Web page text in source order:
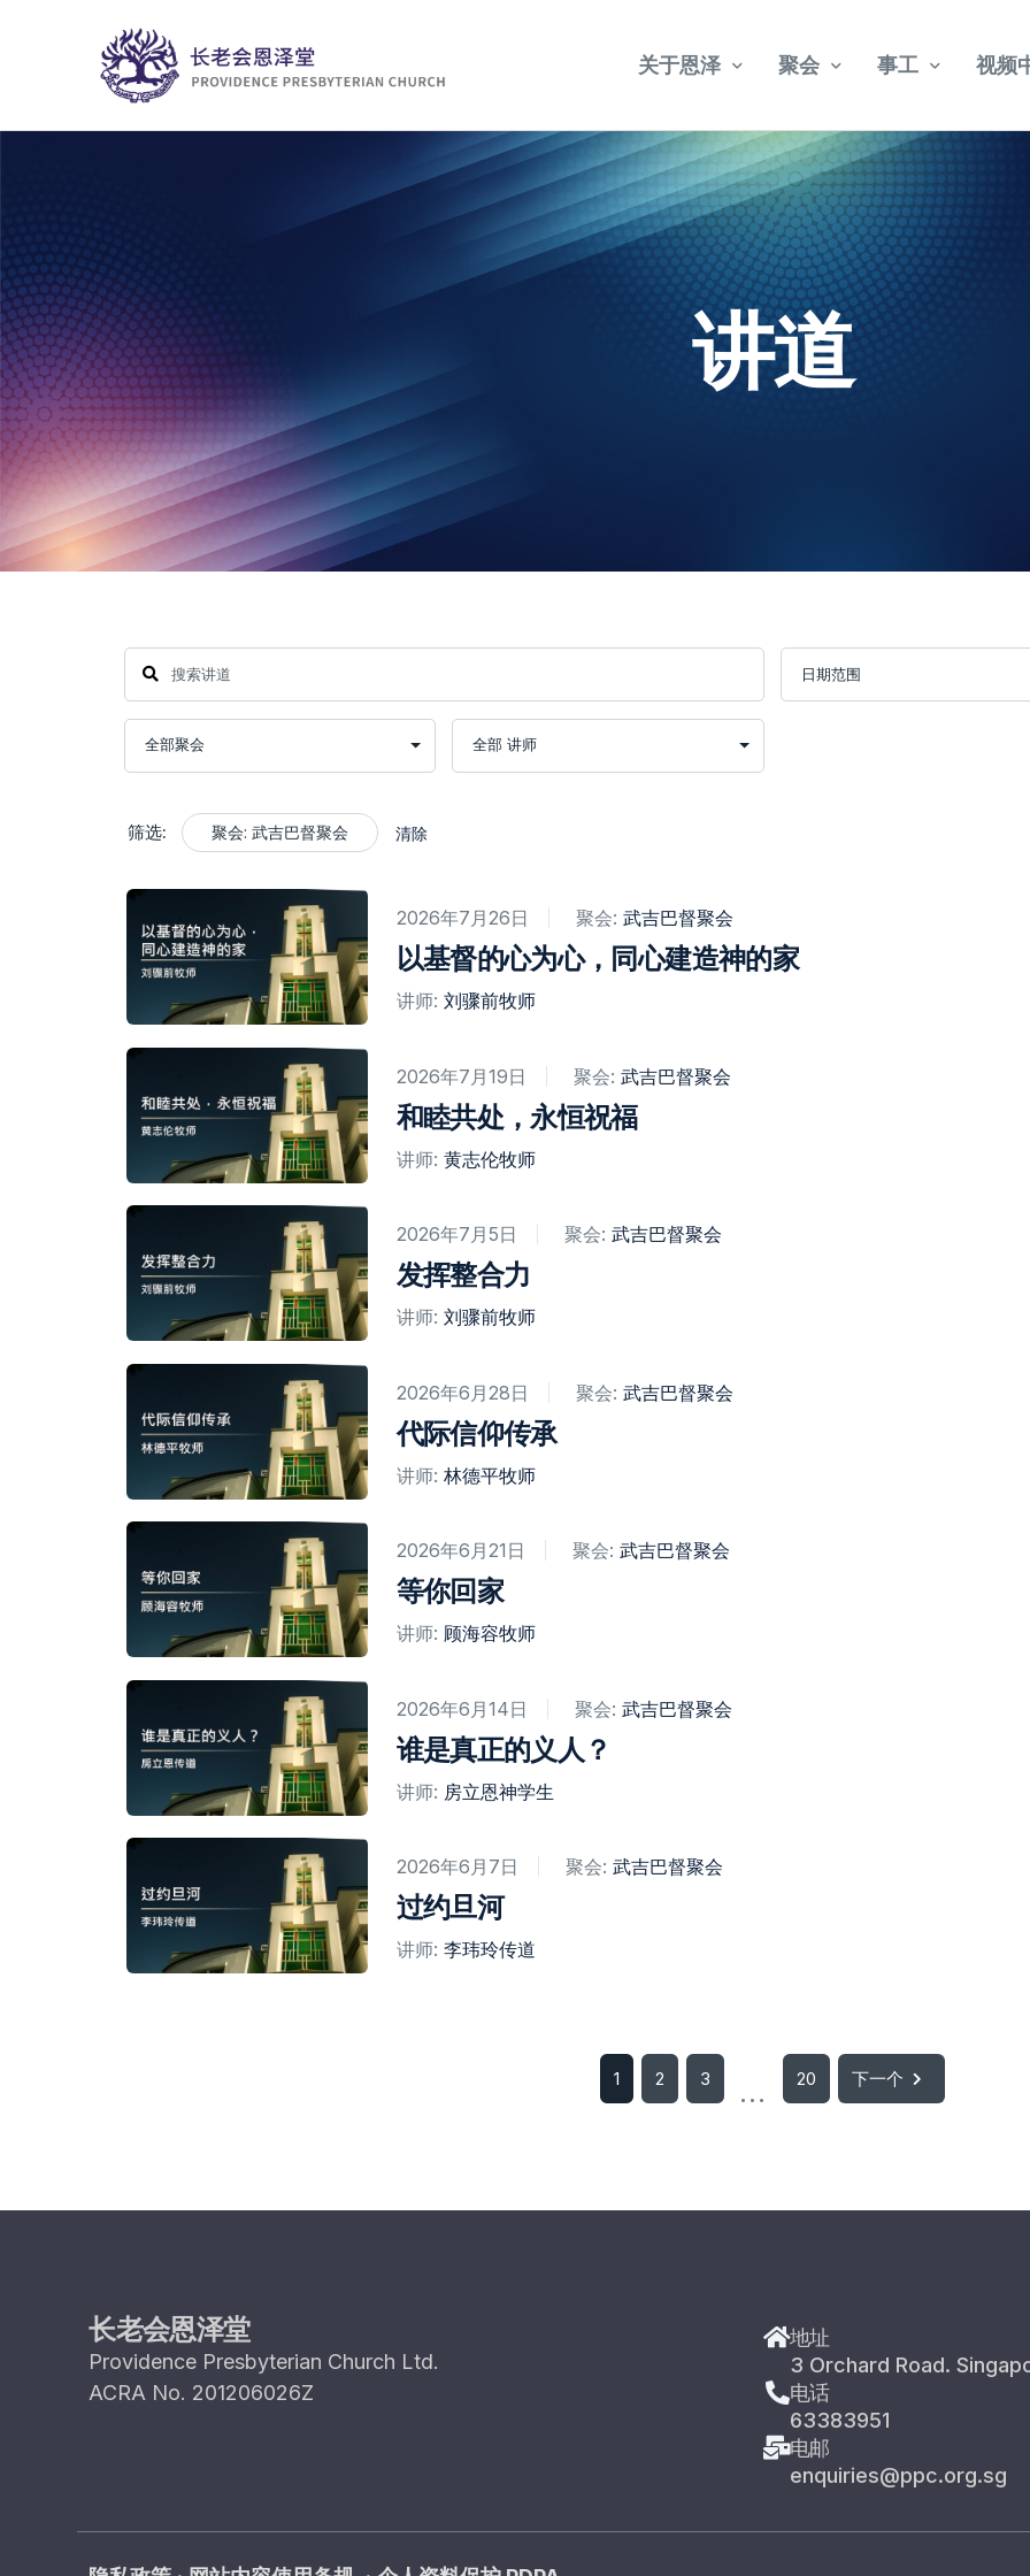
关于恩泽
教会简介
牧者介绍
教会法规
年册事工报告
2024 – 2028 五年目标
聚会
乌节路聚会
武吉巴督聚会
福康宁聚会
事工
宣教
社会关怀
视频
讲道
筛选: 聚会: 武吉巴督聚会​ 清除
2026年7月26日 聚会: 武吉巴督聚会​
以基督的心为心，同心建造神的家
讲师: 刘骤前牧师
2026年7月19日 聚会: 武吉巴督聚会​
和睦共处，永恒祝福
讲师: 黄志伦牧师
2026年7月5日 聚会: 武吉巴督聚会​
发挥整合力
讲师: 刘骤前牧师
2026年6月28日 聚会: 武吉巴督聚会​
代际信仰传承
讲师: 林德平牧师
2026年6月21日 聚会: 武吉巴督聚会​
等你回家
讲师: 顾海容牧师
2026年6月14日 聚会: 武吉巴督聚会​
谁是真正的义人？
讲师: 房立恩神学生
2026年6月7日 聚会: 武吉巴督聚会​
过约旦河
讲师: 李玮玲传道
1 2 3 ... 20 下一个
长老会恩泽堂
Providence Presbyterian Church Ltd.
ACRA No. 201206026Z
地址
3 Orchard Road.
电话
63383951
电邮
enquiries@ppc.org.sg